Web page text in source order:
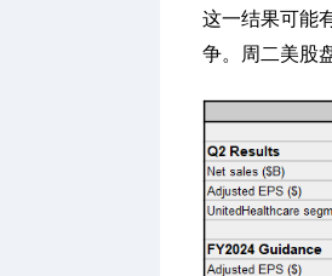
这一结果可能
争。周二美股